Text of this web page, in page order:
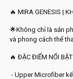
🔥 MIRA GENESIS |
🌟Không chỉ là sản
và phong cách thể
🔥 ĐẶC ĐIỂM NỔI BẬT
- Upper Microfiber